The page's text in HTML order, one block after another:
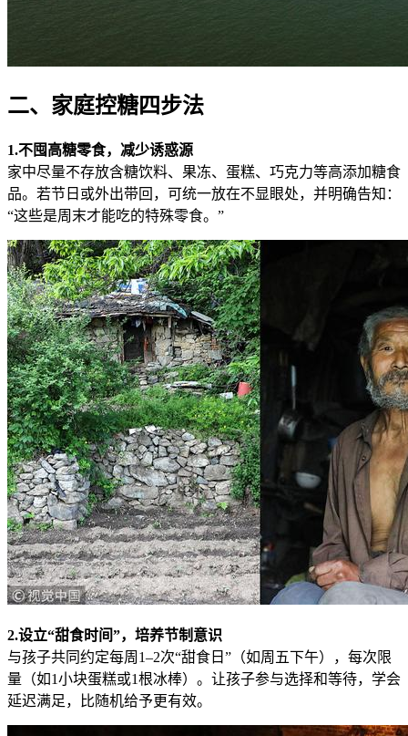
二、家庭控糖四步法
1.不囤高糖零食，减少诱惑源
家中尽量不存放含糖饮料、果冻、蛋糕、巧克力等高添加糖食
品。若节日或外出带回，可统一放在不显眼处，并明确告知：
“这些是周末才能吃的特殊零食。”
2.设立“甜食时间”，培养节制意识
与孩子共同约定每周1–2次“甜食日”（如周五下午），每次限
量（如1小块蛋糕或1根冰棒）。让孩子参与选择和等待，学会
延迟满足，比随机给予更有效。